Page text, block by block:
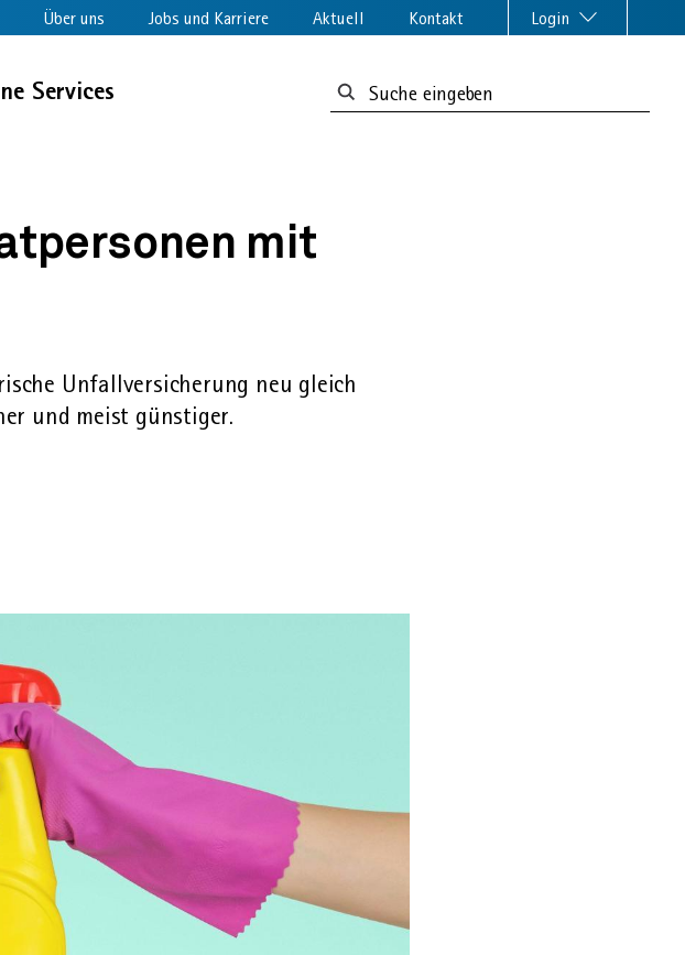
Über uns Jobs und Karriere Aktuell Kontakt Login
Services Suchformular:
mit
Unfall­versicherung neu gleich
und meist günstiger.